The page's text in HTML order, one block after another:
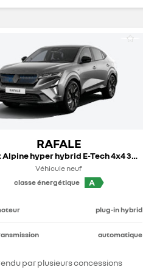
RAFALE
esprit Alpine hyper hybrid E-Tech 4x4 300 ch - 26
Véhicule neuf
classe énergétique
A
plug-in hybrid
automatique
par plusieurs concessions